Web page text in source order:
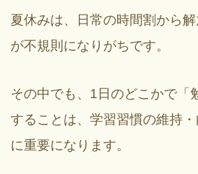
夏休みは、日常の時間割から
が不規則になりがちです。
その中でも、1日のどこかで「
することは、学習習慣の維持
に重要になります。